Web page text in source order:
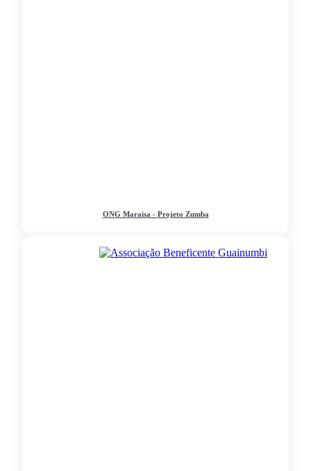
ONG Maraisa - Projeto Zumba